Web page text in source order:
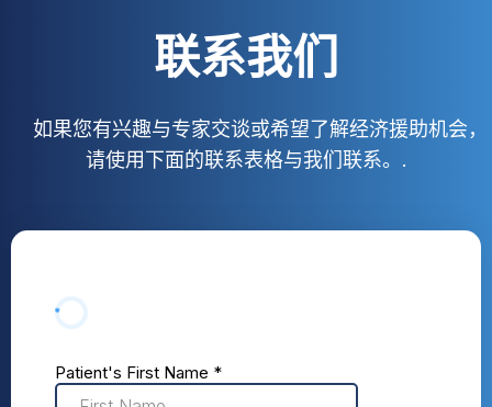
联系我们
如果您有兴趣与专家交谈或希望了解经济援助机会，
请使用下面的联系表格与我们联系。.